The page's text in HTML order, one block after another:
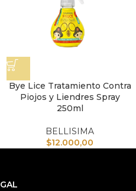
Bye Lice Tratamiento Contra
Piojos y Liendres Spray
250ml
BELLISIMA
$12.000,00